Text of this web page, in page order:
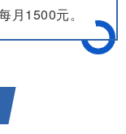
月1500元。